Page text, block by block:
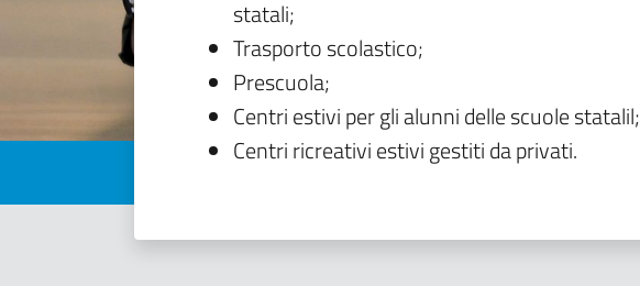
statali;
Trasporto scolastico;
Prescuola;
Centri estivi per gli alunni delle scuole statalil;
Centri ricreativi estivi gestiti da privati.